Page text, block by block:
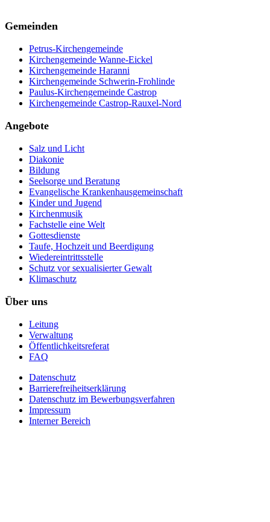
Gemeinden
Petrus-Kirchengemeinde
Kirchengemeinde Wanne-Eickel
Kirchengemeinde Haranni
Kirchengemeinde Schwerin-Frohlinde
Paulus-Kirchengemeinde Castrop
Kirchengemeinde Castrop-Rauxel-Nord
Angebote
Salz und Licht
Diakonie
Bildung
Seelsorge und Beratung
Evangelische Krankenhausgemeinschaft
Kinder und Jugend
Kirchenmusik
Fachstelle eine Welt
Gottesdienste
Taufe, Hochzeit und Beerdigung
Wiedereintrittsstelle
Schutz vor sexualisierter Gewalt
Klimaschutz
Über uns
Leitung
Verwaltung
Öffentlichkeitsreferat
FAQ
Datenschutz
Barrierefreiheitserklärung
Datenschutz im Bewerbungsverfahren
Impressum
Interner Bereich